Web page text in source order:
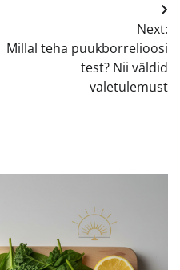
Next:
Millal teha puukborrelioosi
test? Nii väldid
valetulemust